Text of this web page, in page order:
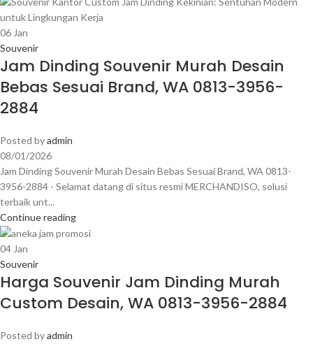
06 Jan
Souvenir
Jam Dinding Souvenir Murah Desain
Bebas Sesuai Brand, WA 0813-3956-
2884
Posted byadmin
08/01/2026
Jam Dinding Souvenir Murah Desain Bebas Sesuai Brand, WA 0813-
3956-2884 - Selamat datang di situs resmi MERCHANDISO, solusi
terbaik unt...
Continue reading
04 Jan
Souvenir
Harga Souvenir Jam Dinding Murah
Custom Desain, WA 0813-3956-2884
Posted byadmin